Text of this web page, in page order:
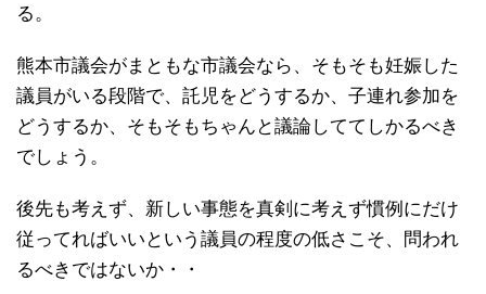
る。
熊本市議会がまともな市議会なら、そもそも妊娠した
議員がいる段階で、託児をどうするか、子連れ参加を
どうするか、そもそもちゃんと議論しててしかるべき
でしょう。
後先も考えず、新しい事態を真剣に考えず慣例にだけ
従ってればいいという議員の程度の低さこそ、問われ
るべきではないか・・